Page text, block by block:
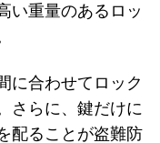
い重量のあるロッ
に合わせてロック
さらに、鍵だけに
配ることが盗難防